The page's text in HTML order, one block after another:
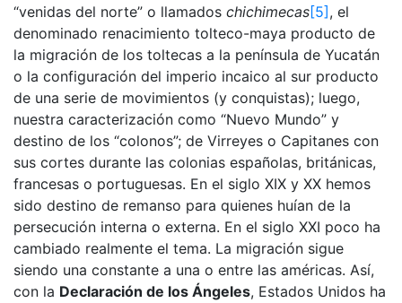
“venidas del norte” o llamados chichimecas[5] , el
denominado renacimiento tolteco-maya producto de
la migración de los toltecas a la península de Yucatán
o la configuración del imperio incaico al sur producto
de una serie de movimientos (y conquistas); luego,
nuestra caracterización como “Nuevo Mundo” y
destino de los “colonos”; de Virreyes o Capitanes con
sus cortes durante las colonias españolas, británicas,
francesas o portuguesas. En el siglo XIX y XX hemos
sido destino de remanso para quienes huían de la
persecución interna o externa. En el siglo XXI poco ha
cambiado realmente el tema. La migración sigue
siendo una constante a una o entre las américas. Así,
con la Declaración de los Ángeles, Estados Unidos ha